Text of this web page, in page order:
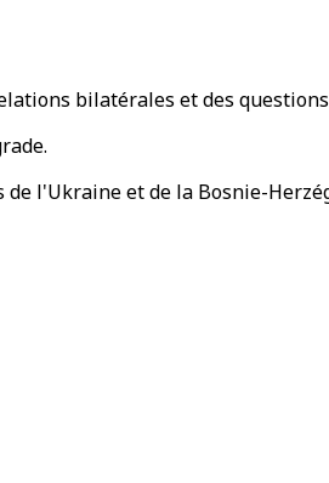
bilatérales et des
l'Ukraine et de la Bosnie-